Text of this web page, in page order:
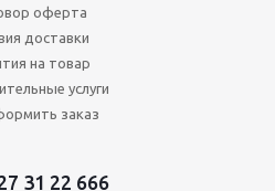
оферта
доставки
на товар
услуги
заказ
31 22 666